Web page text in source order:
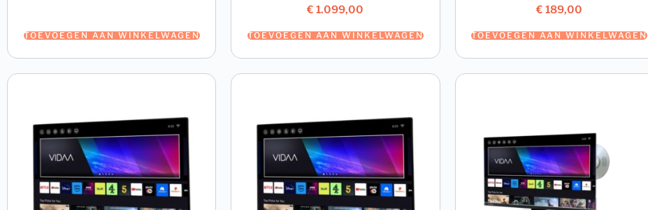
TOEVOEGEN AAN WINKELWAGEN
€ 1.099,00
TOEVOEGEN AAN WINKELWAGEN
€ 189,00
TOEVOEGEN AAN WINKELWAGEN